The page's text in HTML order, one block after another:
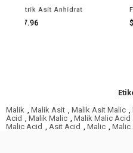
Sitrik Asit Anhidrat
$8.19
Malik
Malik Asit Malik Asit Malic
Acid
Malik Malic Malik Malic Acid
Malic Acid
Asit Acid Malic Malic